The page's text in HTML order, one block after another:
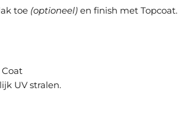
toe (optioneel) en finish met Topcoat.
UV stralen.